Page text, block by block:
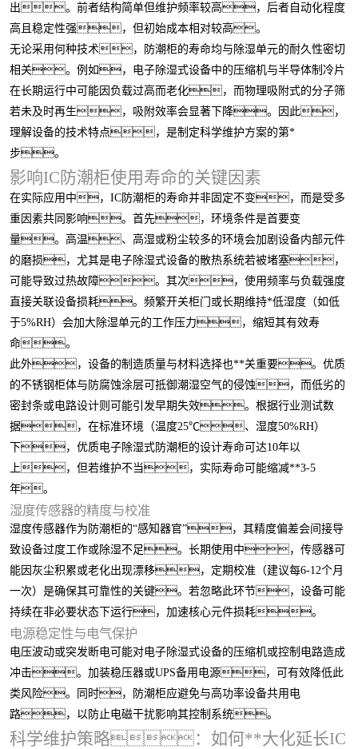
出。前者结构简单但维护频率较高，后者自动化程度
高且稳定性强，但初始成本相对较高。
无论采用何种技术，防潮柜的寿命均与除湿单元的耐久性密切
相关。例如，电子除湿式设备中的压缩机与半导体制冷片
在长期运行中可能因负载过高而老化，而物理吸附式的分子筛
若未及时再生，吸附效率会显著下降。因此，
理解设备的技术特点，是制定科学维护方案的第*
步。
影响IC防潮柜使用寿命的关键因素
在实际应用中，IC防潮柜的寿命并非固定不变，而是受多
重因素共同影响。首先，环境条件是首要变
量。高温、高湿或粉尘较多的环境会加剧设备内部元件
的磨损，尤其是电子除湿式设备的散热系统若被堵塞，
可能导致过热故障。其次，使用频率与负载强度
直接关联设备损耗。频繁开关柜门或长期维持*低湿度（如低
于5%RH）会加大除湿单元的工作压力，缩短其有效寿
命。
此外，设备的制造质量与材料选择也**关重要。优质
的不锈钢柜体与防腐蚀涂层可抵御潮湿空气的侵蚀，而低劣的
密封条或电路设计则可能引发早期失效。根据行业测试数
据，在标准环境（温度25℃、湿度50%RH）
下，优质电子除湿式防潮柜的设计寿命可达10年以
上，但若维护不当，实际寿命可能缩减**3-5
年。
湿度传感器的精度与校准
湿度传感器作为防潮柜的“感知器官”，其精度偏差会间接导
致设备过度工作或除湿不足。长期使用中，传感器可
能因灰尘积累或老化出现漂移，定期校准（建议每6-12个月
一次）是确保其可靠性的关键。若忽略此环节，设备可能
持续在非必要状态下运行，加速核心元件损耗。
电源稳定性与电气保护
电压波动或突发断电可能对电子除湿式设备的压缩机或控制电路造成
冲击。加装稳压器或UPS备用电源，可有效降低此
类风险。同时，防潮柜应避免与高功率设备共用电
路，以防止电磁干扰影响其控制系统。
科学维护策略：如何**大化延长IC